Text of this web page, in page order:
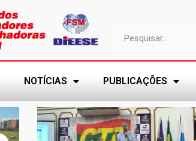
NOTÍCIAS PUBLICAÇÕES